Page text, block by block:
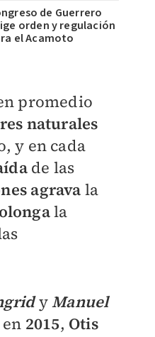
de Guerrero
orden y regulación
el Acamoto
promedio
naturales
y en cada
de las
agrava la
la
yManuel
2015, Otis